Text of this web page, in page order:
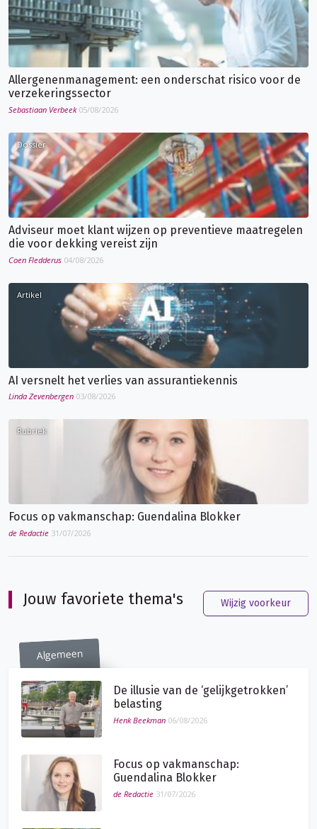
Allergenenmanagement: een onderschat risico voor de
verzekeringssector
Sebastiaan Verbeek 05/08/2026
Dossier
Adviseur moet klant wijzen op preventieve maatregelen
die voor dekking vereist zijn
Coen Fledderus 04/08/2026
Artikel
AI versnelt het verlies van assurantiekennis
Linda Zevenbergen 03/08/2026
Rubriek
Focus op vakmanschap: Guendalina Blokker
de Redactie 31/07/2026
Jouw favoriete thema's Wijzig voorkeur
Algemeen
De illusie van de ‘gelijkgetrokken’
belasting
Henk Beekman 06/08/2026
Focus op vakmanschap:
Guendalina Blokker
de Redactie 31/07/2026